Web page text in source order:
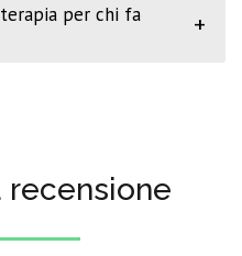
per chi fa
+
recensione